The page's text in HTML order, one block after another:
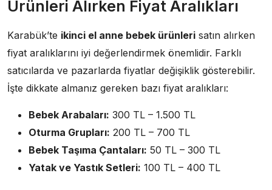
Ürünleri Alırken Fiyat Aralıkları
Karabük’te ikinci el anne bebek ürünleri satın alırken
fiyat aralıklarını iyi değerlendirmek önemlidir. Farklı
satıcılarda ve pazarlarda fiyatlar değişiklik gösterebilir.
İşte dikkate almanız gereken bazı fiyat aralıkları:
Bebek Arabaları: 300 TL – 1.500 TL
Oturma Grupları: 200 TL – 700 TL
Bebek Taşıma Çantaları: 50 TL – 300 TL
Yatak ve Yastık Setleri: 100 TL – 400 TL